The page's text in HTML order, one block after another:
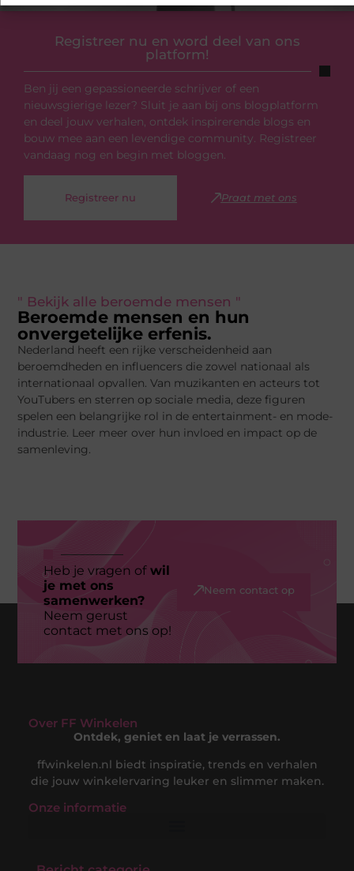
Registreer nu en word deel van ons
platform!
Ben jij een gepassioneerde schrijver of een
nieuwsgierige lezer? Sluit je aan bij ons blogplatform
en deel jouw verhalen, ontdek inspirerende blogs en
bouw mee aan een levendige community. Registreer
vandaag nog en begin met bloggen.
Registreer nu Praat met ons
" Bekijk alle beroemde mensen "
Beroemde mensen en hun
onvergetelijke erfenis.
Nederland heeft een rijke verscheidenheid aan
beroemdheden en influencers die zowel nationaal als
internationaal opvallen. Van muzikanten en acteurs tot
YouTubers en sterren op sociale media, deze figuren
spelen een belangrijke rol in de entertainment- en mode-
industrie. Leer meer over hun invloed en impact op de
samenleving.
Heb je vragen ofwil
je met ons
samenwerken?
Neem gerust
contact met ons op!
Neem contact op
Over FF Winkelen
Ontdek, geniet en laat je verrassen.
ffwinkelen.nl biedt inspiratie, trends en verhalen
die jouw winkelervaring leuker en slimmer maken.
Onze informatie